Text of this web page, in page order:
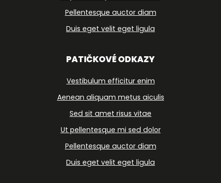
Pellentesque auctor diam
Duis eget velit eget ligula
PATIČKOVÉ ODKAZY
Vestibulum efficitur enim
Aenean aliquam metus aiculis
Sed sit amet risus vitae
Ut pellentesque mi sed dolor
Pellentesque auctor diam
Duis eget velit eget ligula